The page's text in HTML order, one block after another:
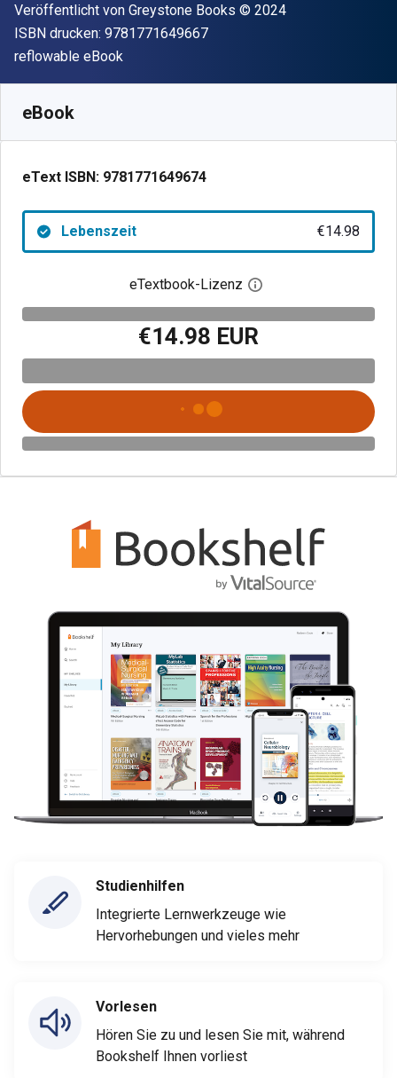
Verleger
Veröffentlicht von Greystone Books Copyright
© 2024
ISBN drucken: 9781771649667"ISBN-13 9781771649667"
Format
reflowable eBook
eBook
eText ISBN: 9781771649674
Lebenszeit €14.98
eTextbook-Lizenz Digitalen
€14.98 EUR
Studienhilfen
Integrierte Lernwerkzeuge wie
Hervorhebungen und vieles mehr
Vorlesen
Hören Sie zu und lesen Sie mit, während
Bookshelf Ihnen vorliest